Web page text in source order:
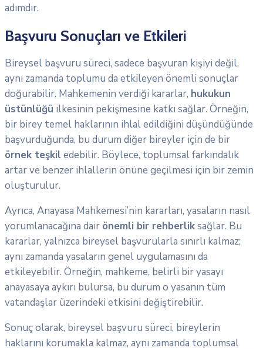
adımdır.
Başvuru Sonuçları ve Etkileri
Bireysel başvuru süreci, sadece başvuran kişiyi değil,
aynı zamanda toplumu da etkileyen önemli sonuçlar
doğurabilir. Mahkemenin verdiği kararlar, hukukun
üstünlüğü ilkesinin pekişmesine katkı sağlar. Örneğin,
bir birey temel haklarının ihlal edildiğini düşündüğünde
başvurduğunda, bu durum diğer bireyler için de bir
örnek teşkil edebilir. Böylece, toplumsal farkındalık
artar ve benzer ihlallerin önüne geçilmesi için bir zemin
oluşturulur.
Ayrıca, Anayasa Mahkemesi’nin kararları, yasaların nasıl
yorumlanacağına dair önemli bir rehberliksağlar. Bu
kararlar, yalnızca bireysel başvurularla sınırlı kalmaz;
aynı zamanda yasaların genel uygulamasını da
etkileyebilir. Örneğin, mahkeme, belirli bir yasayı
anayasaya aykırı bulursa, bu durum o yasanın tüm
vatandaşlar üzerindeki etkisini değiştirebilir.
Sonuç olarak, bireysel başvuru süreci, bireylerin
haklarını korumakla kalmaz, aynı zamanda toplumsal